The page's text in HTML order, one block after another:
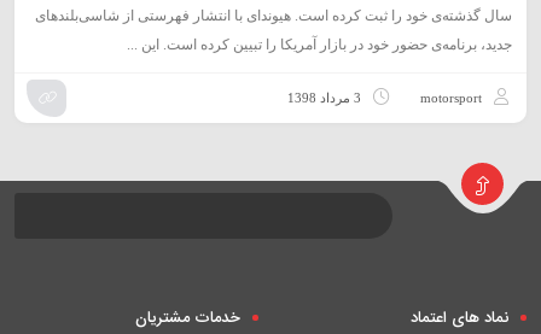
سال گذشته‌ی خود را ثبت کرده است. هیوندای با انتشار فهرستی از شاسی‌بلند‌های
جدید، برنامه‌ی حضور خود در بازار آمریکا را تبیین کرده است. این ...
motorsport 3 مرداد 1398
نماد های اعتماد خدمات مشتریان